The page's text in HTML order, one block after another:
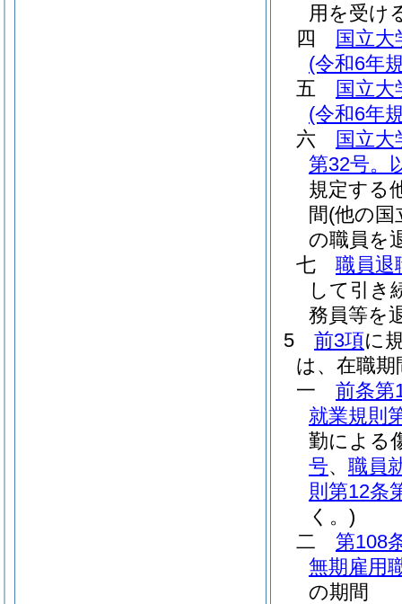
用を受け
四
国立
(令和6年
五
国立
(令和6年
六
国立
第32号。
規定する
間(他の国
の職員を
七
職員退
して引き
務員等を
5
前3項に
は、在職
一
前条第
就業規則
勤による
号、 職員
則第12条
く。)
二
第108
無期雇用
の期間